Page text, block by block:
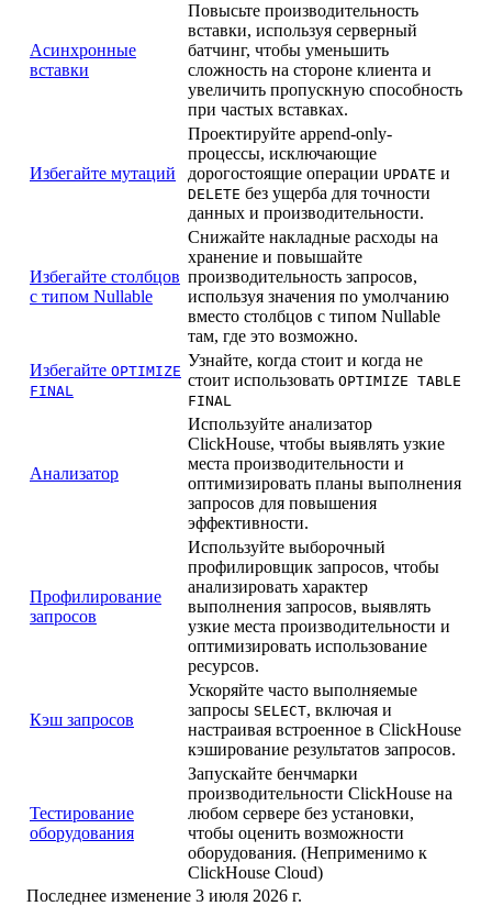
Асинхронные
вставки
Повысьте производительность
вставки, используя серверный
батчинг, чтобы уменьшить
сложность на стороне клиента и
увеличить пропускную способность
при частых вставках.
Избегайте мутаций
Проектируйте append-only-
процессы, исключающие
дорогостоящие операции UPDATE и
DELETE без ущерба для точности
данных и производительности.
Избегайте столбцов
с типом Nullable
Снижайте накладные расходы на
хранение и повышайте
производительность запросов,
используя значения по умолчанию
вместо столбцов с типом Nullable
там, где это возможно.
Избегайте OPTIMIZE
FINAL
Узнайте, когда стоит и когда не
стоит использовать OPTIMIZE TABLE
FINAL
Анализатор
Используйте анализатор
ClickHouse, чтобы выявлять узкие
места производительности и
оптимизировать планы выполнения
запросов для повышения
эффективности.
Профилирование
запросов
Используйте выборочный
профилировщик запросов, чтобы
анализировать характер
выполнения запросов, выявлять
узкие места производительности и
оптимизировать использование
ресурсов.
Кэш запросов
Ускоряйте часто выполняемые
запросы SELECT, включая и
настраивая встроенное в ClickHouse
кэширование результатов запросов.
Тестирование
оборудования
Запускайте бенчмарки
производительности ClickHouse на
любом сервере без установки,
чтобы оценить возможности
оборудования. (Неприменимо к
ClickHouse Cloud)
Последнее изменение 3 июля 2026 г.